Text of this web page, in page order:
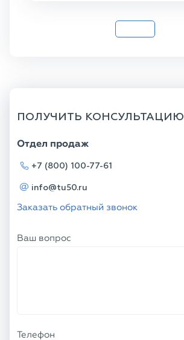
ПОЛУЧИТЬ КОНСУЛЬТАЦИЮ
Отдел продаж
+7 (800) 100-77-61
info@tu50.ru
Заказать обратный звонок
Ваш вопрос